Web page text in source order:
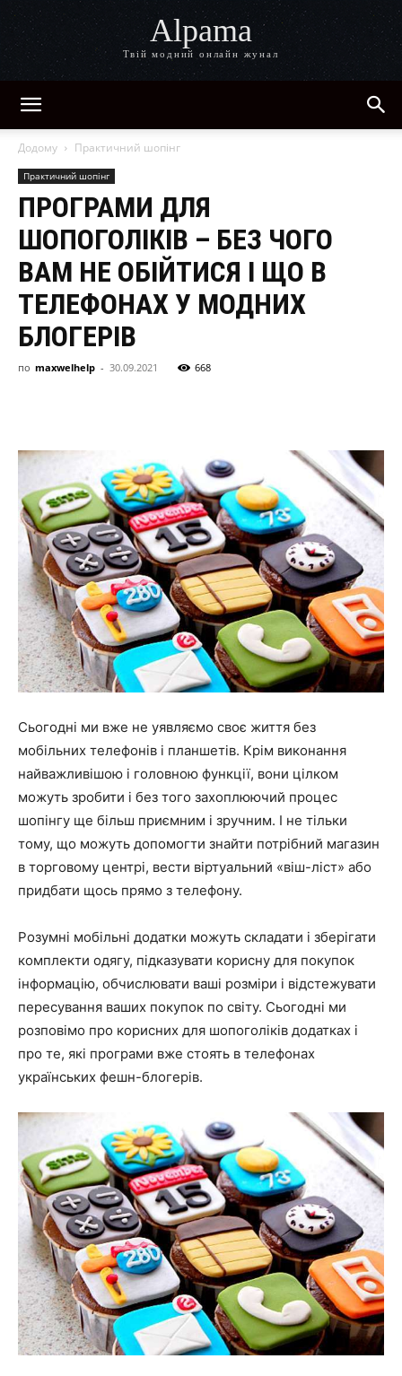
Alpama
Твій модний онлайн жунал
Додому Практичний шопінг
Практичний шопінг
ПРОГРАМИ ДЛЯ
ШОПОГОЛІКІВ – БЕЗ ЧОГО
ВАМ НЕ ОБІЙТИСЯ І ЩО В
ТЕЛЕФОНАХ У МОДНИХ
БЛОГЕРІВ
по maxwelhelp - 30.09.2021 668
Сьогодні ми вже не уявляємо своє життя без
мобільних телефонів і планшетів. Крім виконання
найважливішою і головною функції, вони цілком
можуть зробити і без того захоплюючий процес
шопінгу ще більш приємним і зручним. І не тільки
тому, що можуть допомогти знайти потрібний магазин
в торговому центрі, вести віртуальний «віш-ліст» або
придбати щось прямо з телефону.
Розумні мобільні додатки можуть складати і зберігати
комплекти одягу, підказувати корисну для покупок
інформацію, обчислювати ваші розміри і відстежувати
пересування ваших покупок по світу. Сьогодні ми
розповімо про корисних для шопоголіків додатках і
про те, які програми вже стоять в телефонах
українських фешн-блогерів.